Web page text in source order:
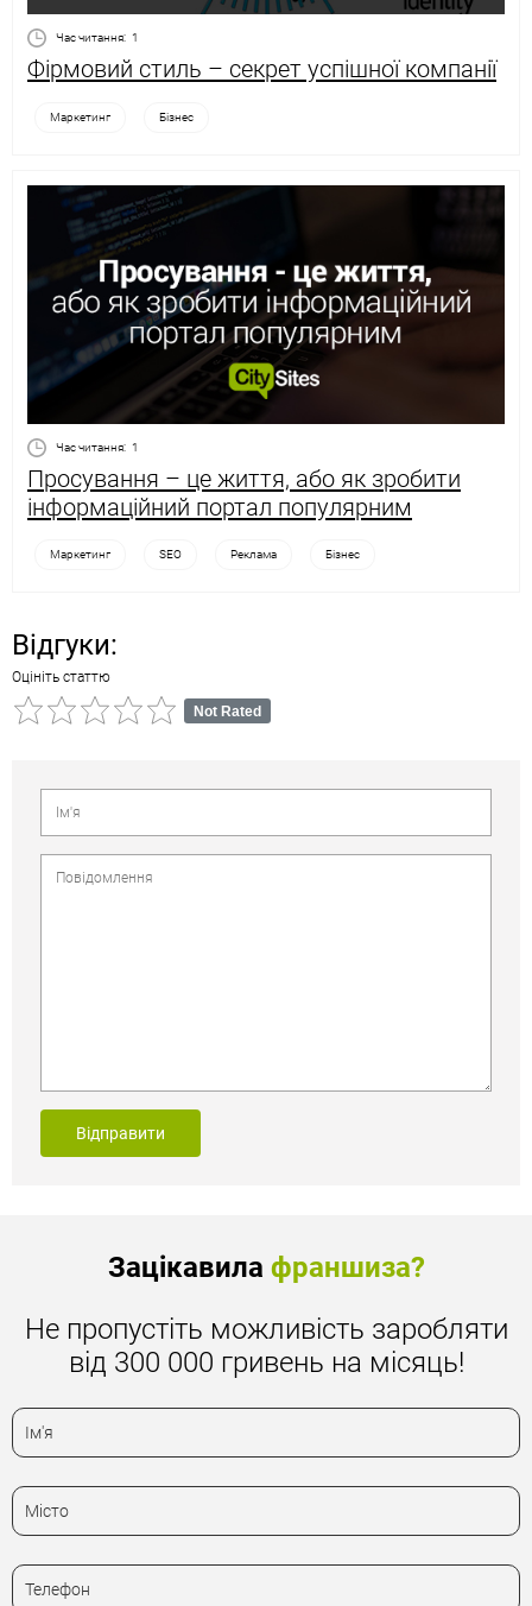
Час читання: 1
Фірмовий стиль – секрет успішної компанії
Маркетинг Бізнес
Час читання: 1
Просування – це життя, або як зробити
інформаційний портал популярним
Маркетинг SEO Реклама Бізнес
Відгуки:
Оцініть статтю
Not Rated
Відправити
Зацікавила франшиза?
Не пропустіть можливість заробляти
від 300 000 гривень на місяць!